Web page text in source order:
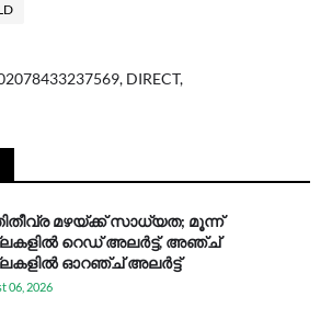
DIRECT,
മഴയ്ക്ക് സാധ്യത; മൂന്ന്
റെഡ് അലർട്ട്, അഞ്ച്
ഓറഞ്ച് അലർട്ട്
06, 2026